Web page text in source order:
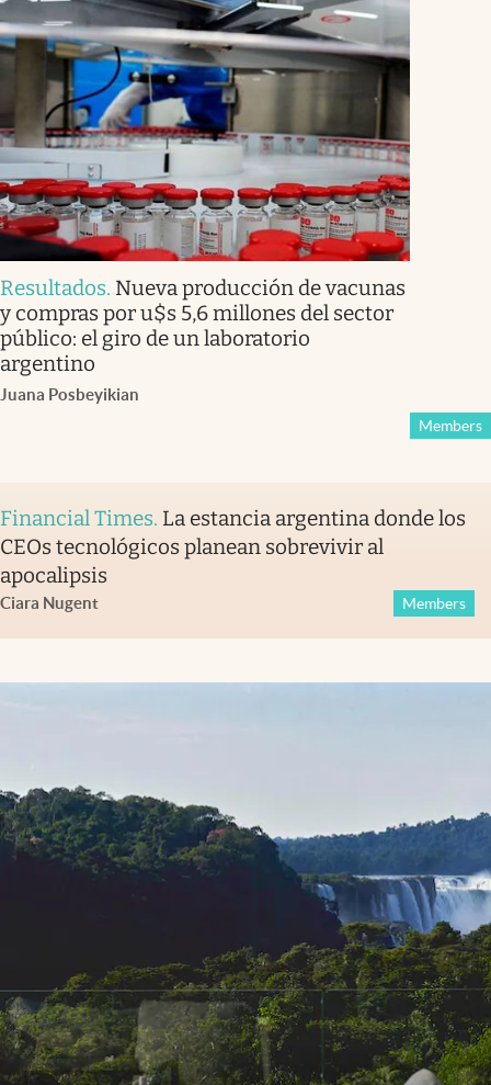
Resultados. Nueva producción de vacunas
y compras por u$s 5,6 millones del sector
público: el giro de un laboratorio
argentino
Juana Posbeyikian
Members
Financial Times. La estancia argentina donde los
CEOs tecnológicos planean sobrevivir al
apocalipsis
Ciara Nugent Members